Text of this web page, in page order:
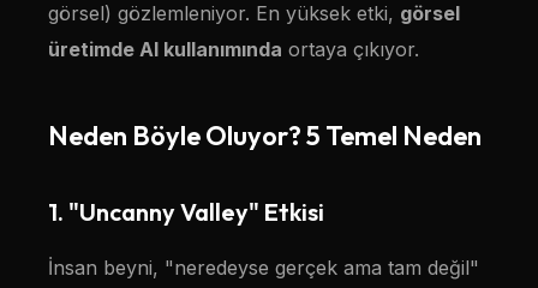
görsel) gözlemleniyor. En yüksek etki, görsel
üretimde AI kullanımında ortaya çıkıyor.
Neden Böyle Oluyor? 5 Temel Neden
1. "Uncanny Valley" Etkisi
İnsan beyni, "neredeyse gerçek ama tam değil"